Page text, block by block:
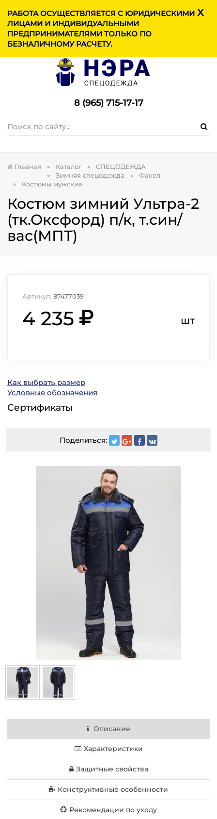
МЕНЮ
РАБОТА ОСУЩЕСТВЛЯЕТСЯ С ЮРИДИЧЕСКИМИ
ЛИЦАМИ И ИНДИВИДУАЛЬНЫМИ
ПРЕДПРИНИМАТЕЛЯМИ ТОЛЬКО ПО
БЕЗНАЛИЧНОМУ РАСЧЕТУ.
X
8 (965) 715-17-17
Главная Каталог
СПЕЦОДЕЖДА
Зимняя спецодежда
Факел
Костюмы мужские
Костюм зимний Ультра-2
(тк.Оксфорд) п/к, т.син/
вас(МПТ)
Артикул: 87477039
4 235 шт
Как выбрать размер
Условные обозначения
Сертификаты
Поделиться:
Описание
Характеристики
Защитные свойства
Конструктивные особенности
Рекомендации по уходу